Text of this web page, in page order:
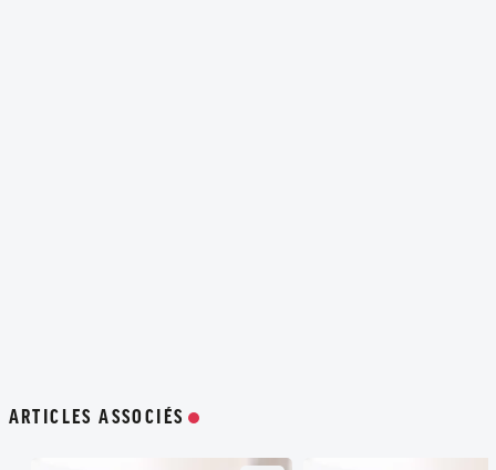
ARTICLES ASSOCIÉS